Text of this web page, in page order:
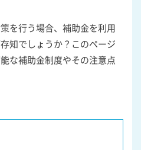
を行う場合、補助金を利用
知でしょうか？このページ
な補助金制度やその注意点